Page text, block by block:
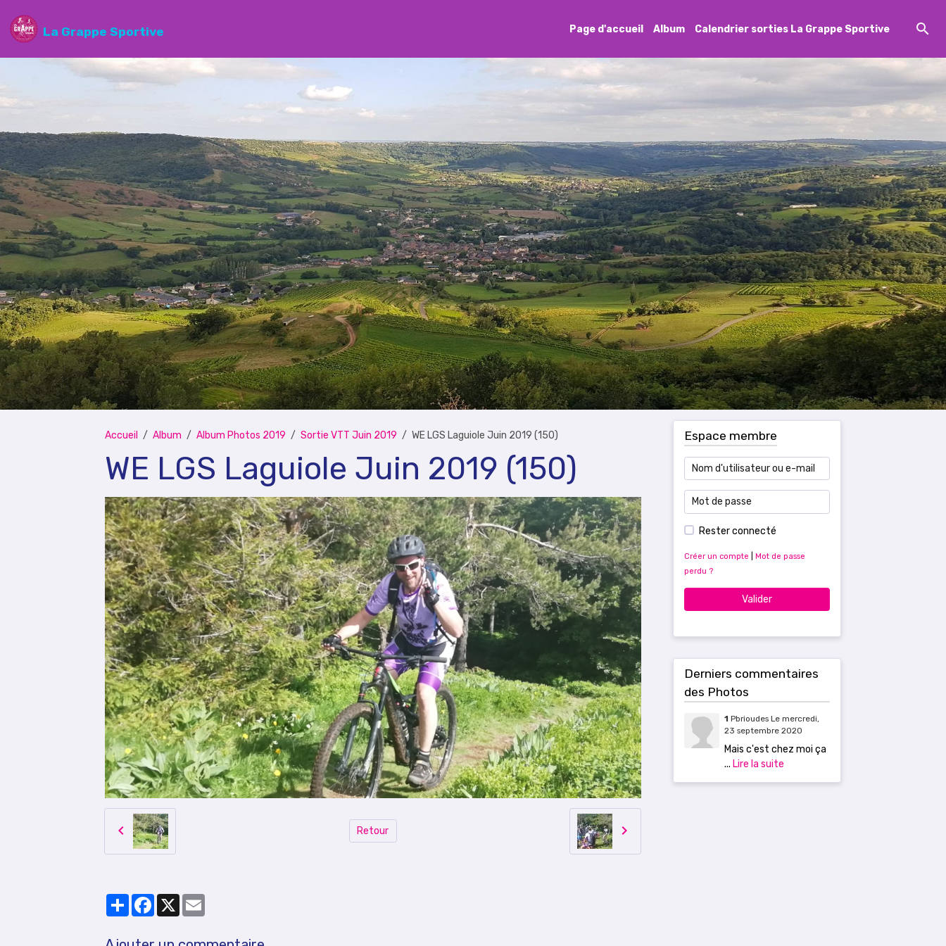
La Grappe Sportive Page d'accueil Album Calendrier sorties La Grappe Sportive
Accueil Album Album Photos 2019 Sortie VTT Juin 2019 WE LGS Laguiole Juin 2019 (150)
WE LGS Laguiole Juin 2019 (150)
Retour
PartagerFacebook
X
Espace membre
Rester connecté
Créer un compte
Mot de passe
perdu ?
Valider
Derniers commentaires
des Photos
1 Pbrioudes Le mercredi,
23 septembre 2020
Mais c'est chez moi ça
... Lire la suite